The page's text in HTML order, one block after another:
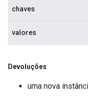
chaves
valores
Devoluções
uma nova